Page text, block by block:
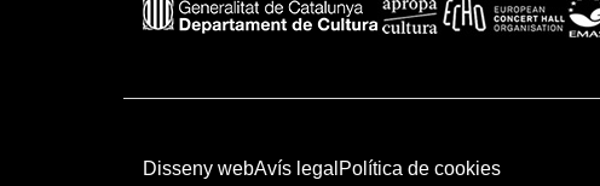
Disseny webAvís legal Política de cookies